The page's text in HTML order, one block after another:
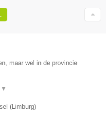
maar wel in de provincie
▼
(Limburg)